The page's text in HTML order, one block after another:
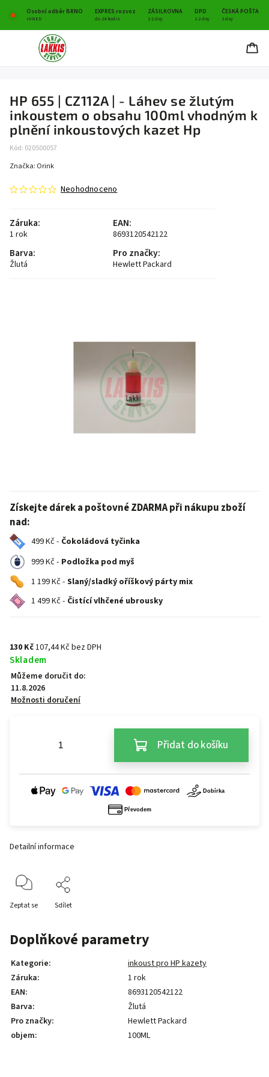
Osobní odběr BRNO EXPRES rozvoz ZÁSILKOVNA DPD ČESKÁ POŠTA
IHNED do 24 hodin 1-2 dny 1-2 dny 2 dny
HP 655 | CZ112A | - Láhev se žlutým
inkoustem o obsahu 100ml vhodným k
plnění inkoustových kazet Hp
Kód: 020500057
Neohodnoceno
Záruka:
1 rok
EAN:
8693120542122
Barva:
Žlutá
Pro značky:
Hewlett Packard
Značka: Orink
Získejte dárek a poštovné ZDARMA při nákupu zboží
nad:
499 Kč - Čokoládová tyčinka
999 Kč - Podložka pod myš
1 199 Kč - Slaný/sladký oříškový párty mix
1 499 Kč - Čistící vlhčené ubrousky
130 Kč107,44 Kč bez DPH
Skladem
Můžeme doručit do:
11.8.2026
Možnosti doručení
Přidat do košíku
Detailní informace
Zeptat se Sdílet
Doplňkové parametry
Kategorie:
inkoust pro HP kazety
Záruka:
1 rok
EAN:
8693120542122
Barva:
Žlutá
Pro značky:
Hewlett Packard
objem: 100ML